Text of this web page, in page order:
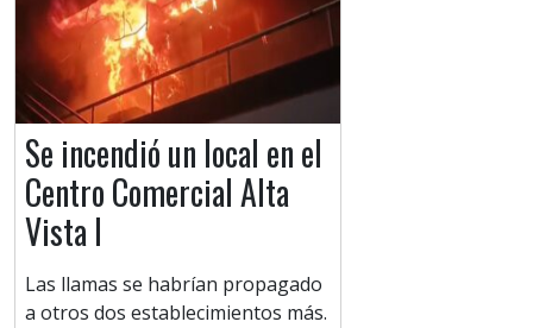
Se incendió un local en el
Centro Comercial Alta
Vista I
Las llamas se habrían propagado
a otros dos establecimientos más.